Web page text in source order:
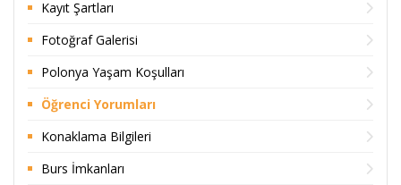
Kayıt Şartları
Fotoğraf Galerisi
Polonya Yaşam Koşulları
Öğrenci Yorumları
Konaklama Bilgileri
Burs İmkanları